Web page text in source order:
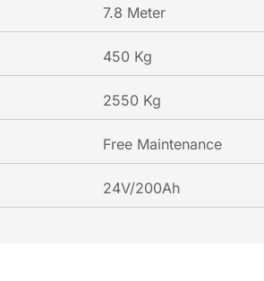
7.8 Meter
450 Kg
2550 Kg
Free Maintenance
24V/200Ah